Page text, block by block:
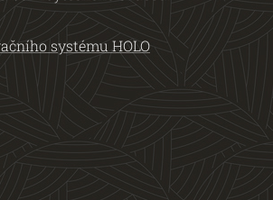
systému HOLO